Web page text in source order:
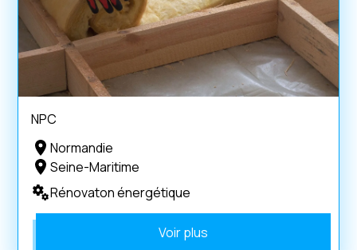
NPC
Normandie
Seine-Maritime
Rénovaton énergétique
Voir plus